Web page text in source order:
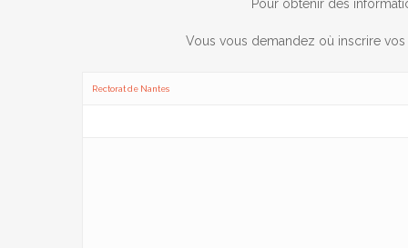
Pour obtenir des
Vous vous demandez où inscrire
Rectorat de Nantes